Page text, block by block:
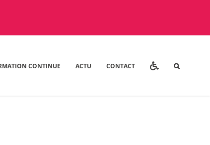
CONTINUE ACTU CONTACT